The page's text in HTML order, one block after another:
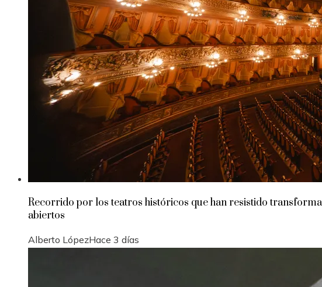
Recorrido por los teatros históricos que han resistido
abiertos
Alberto LópezHace 3 días